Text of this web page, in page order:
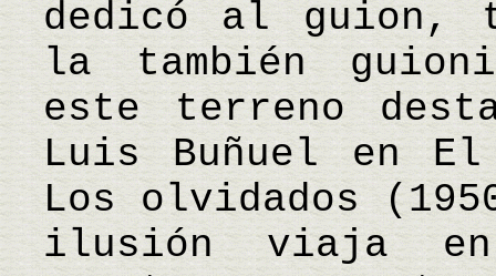
dedicó al guion,
la también
este terreno
Luis Buñuel en
Los olvidados
ilusión viaja